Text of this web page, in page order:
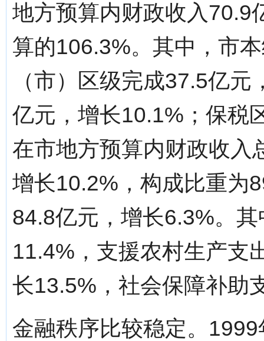
地方预算内财政收入70.9
算的106.3%。其中，市
（市）区级完成37.5亿
亿元，增长10.1%；保税
在市地方预算内财政收入
增长10.2%，构成比重为
84.8亿元，增长6.3%。
11.4%，支援农村生产支
长13.5%，社会保障补助
金融秩序比较稳定。